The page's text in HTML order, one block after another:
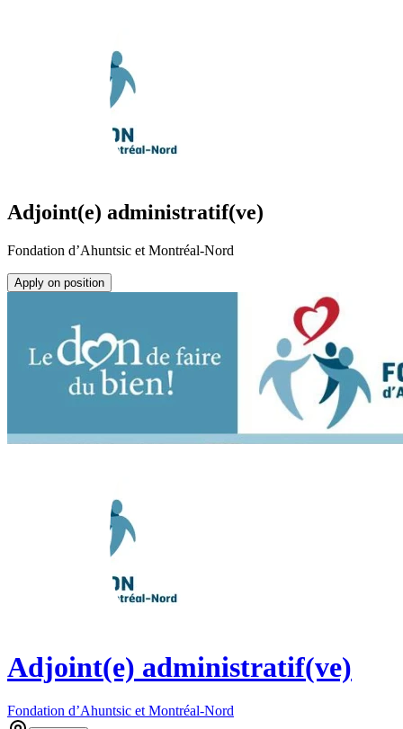
Adjoint(e) administratif(ve)
Fondation d’Ahuntsic et Montréal-Nord
Apply on position
Adjoint(e) administratif(ve)
Fondation d’Ahuntsic et Montréal-Nord